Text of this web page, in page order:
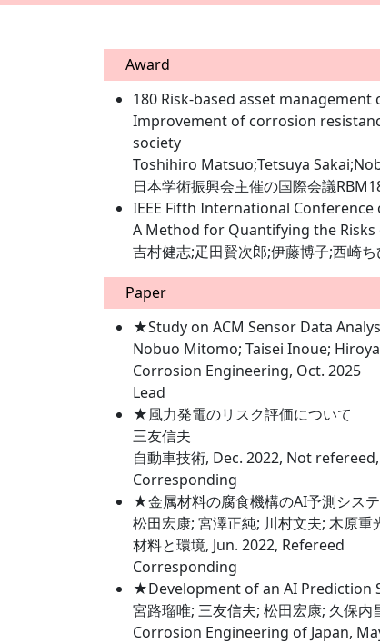
Award
180 Risk-based asset
Improvement of corrosion
society
Toshihiro Matsuo;Tetsuya
日本学術振興会主催の国際会議
IEEE Fifth International
A Method for Quantifying the
吉村健志;疋田賢次郎;伊藤博子;西崎
Paper
★Study on ACM Sensor Data
Nobuo Mitomo; Taisei Inoue;
Corrosion Engineering, Oct. 2025
Lead
★風力発電のリスク評価について
三友信夫
自動車技術, Dec. 2022, Not
Corresponding
★金属材料の腐食機構のAI予測シス
松田宏康; 宮澤正純; 川村文夫; 木原重
材料と環境, Jun. 2022, Refereed
Corresponding
★Development of an AI Prediction
宮路瑠唯; 三友信夫; 松田宏康; 久保内
Corrosion Engineering of Japan,